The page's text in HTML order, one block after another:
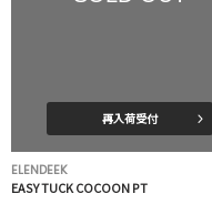
再入荷受付
ELENDEEK
EASY TUCK COCOON PT